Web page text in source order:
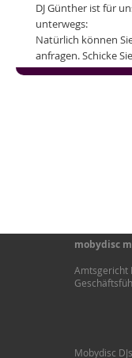
DJ Günther ist für
unterwegs:
Natürlich können
anfragen. Schicke
mobydisc
Amtsgericht
Mobydisc